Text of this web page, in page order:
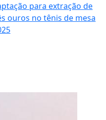
para extração de
ouros no tênis de mesa